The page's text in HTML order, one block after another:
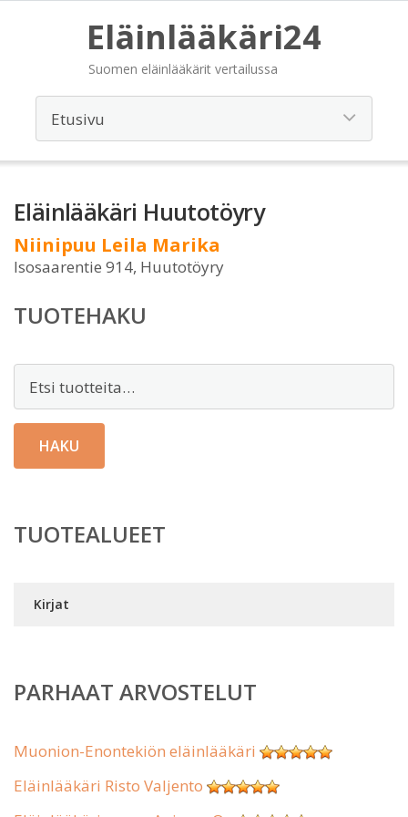
Eläinlääkäri24
Suomen eläinlääkärit vertailussa
Eläinlääkäri Huutotöyry
Niinipuu Leila Marika
Isosaarentie 914, Huutotöyry
TUOTEHAKU
HAKU
TUOTEALUEET
Kirjat
PARHAAT ARVOSTELUT
Muonion-Enontekiön eläinlääkäri
Eläinlääkäri Risto Valjento